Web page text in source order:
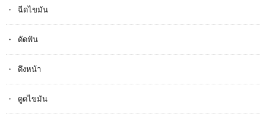
ฉีดไขมัน
ดัดฟัน
ดึงหน้า
ดูดไขมัน